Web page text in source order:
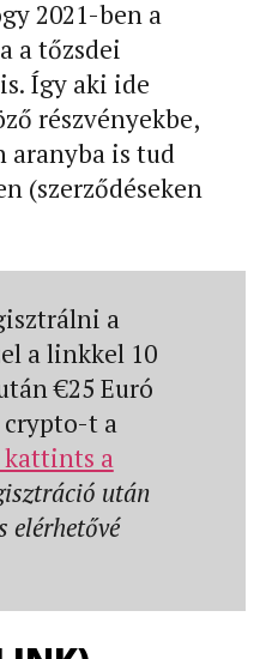
2021-ben a
a tőzsdei
Így aki ide
részvényekbe,
aranyba is tud
(szerződéseken
a
a linkkel 10
€25 Euró
crypto-t a
kattints a
után
elérhetővé